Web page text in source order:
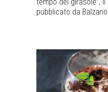
pubblicato da Balzano